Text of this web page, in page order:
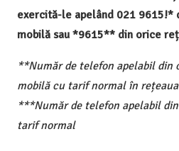
exercită-le apelând 021 9615!*
mobilă sau *9615** din orice
**Număr de telefon apelabil din
mobilă cu tarif normal în
***Număr de telefon apelabil
tarif normal